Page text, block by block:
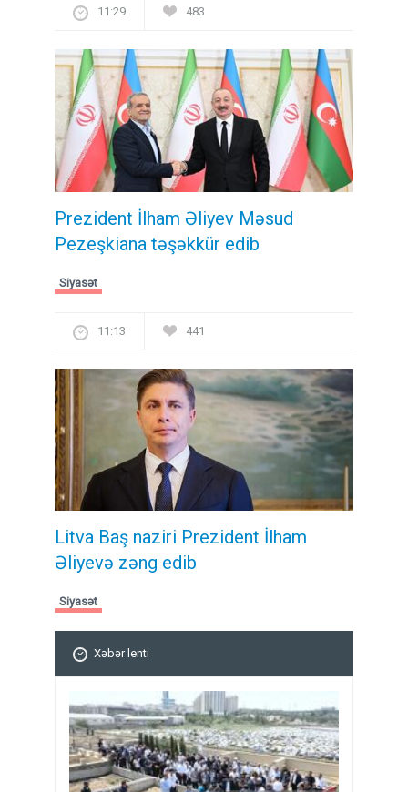
11:29 483
Prezident İlham Əliyev Məsud
Pezeşkiana təşəkkür edib
Siyasət
11:13 441
Litva Baş naziri Prezident İlham
Əliyevə zəng edib
Siyasət
Xəbər lenti